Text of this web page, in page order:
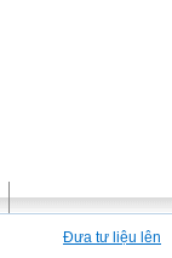
Đưa tư liệu lên